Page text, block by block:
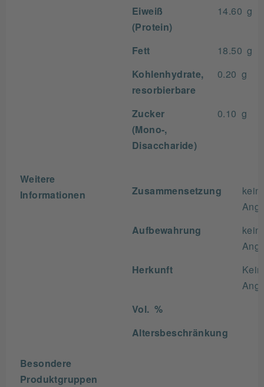
Eiweiß
(Protein)
14.60 g
Fett 18.50 g
Kohlenhydrate,
resorbierbare
0.20 g
Zucker
(Mono-,
Disaccharide)
0.10 g
Weitere
Informationen
Zusammensetzung
Aufbewahrung
Herkunft
Vol. %
Altersbeschränkung
Besondere
Produktgruppen